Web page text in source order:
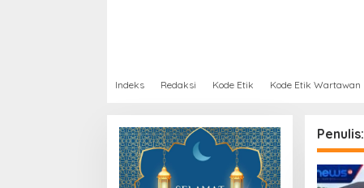
Indeks Redaksi Kode Etik Kode Etik Wartawan
Penulis: